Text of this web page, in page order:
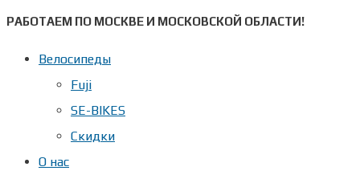
Перейти
РАБОТАЕМ ПО МОСКВЕ И МОСКОВСКОЙ ОБЛАСТИ!
Велосипеды
Fuji
SE-BIKES
Скидки
О нас